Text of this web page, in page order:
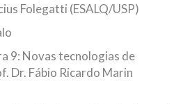
Folegatti (ESALQ/USP)
9: Novas tecnologias de
Dr. Fábio Ricardo Marin